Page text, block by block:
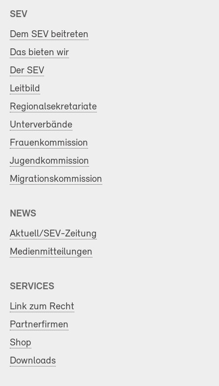
SEV
Dem SEV beitreten
Das bieten wir
Der SEV
Leitbild
Regionalsekretariate
Unterverbände
Frauenkommission
Jugendkommission
Migrationskommission
NEWS
Aktuell/SEV-Zeitung
Medienmitteilungen
SERVICES
Link zum Recht
Partnerfirmen
Shop
Downloads